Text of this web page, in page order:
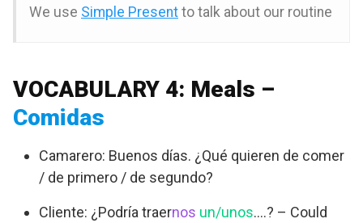
We use Simple Present to talk about our routine
VOCABULARY 4: Meals –
Comidas
Camarero: Buenos días. ¿Qué quieren de comer
/ de primero / de segundo?
Cliente: ¿Podría traernos un/unos….? – Could